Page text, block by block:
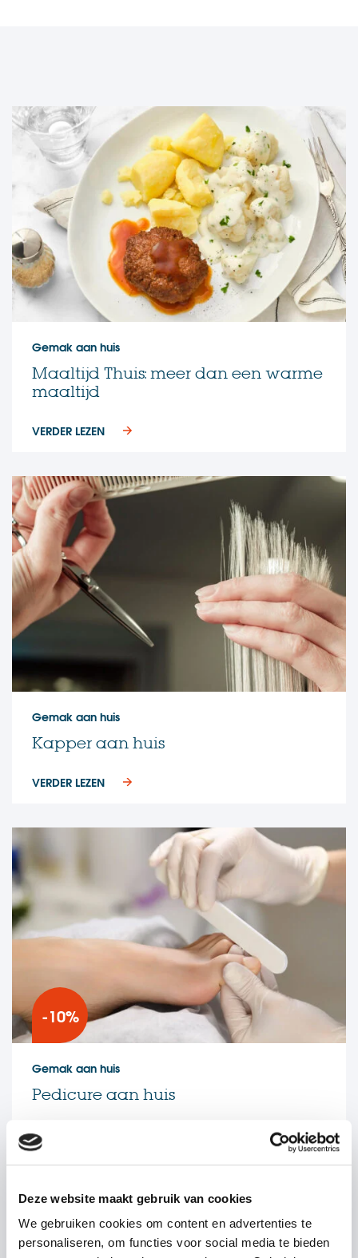
Deze website maakt gebruik van cookies
We gebruiken cookies om content en advertenties te
personaliseren, om functies voor social media te bieden
Gemak aan huis
Maaltijd Thuis: meer dan een warme
maaltijd
VERDER LEZEN
Gemak aan huis
Kapper aan huis
VERDER LEZEN
-10%
Gemak aan huis
Pedicure aan huis
VERDER LEZEN